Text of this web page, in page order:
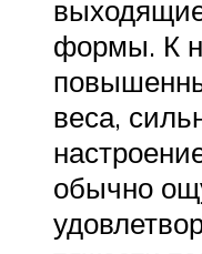
формы. К
веса,
обычно